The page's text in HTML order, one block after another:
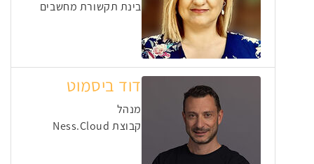
בינת תקשורת מחשבים
דוד ביסמוט
מנהל
קבוצת Ness.Cloud